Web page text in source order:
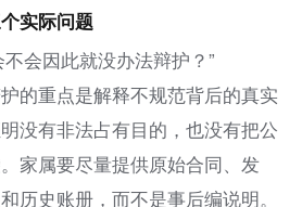
实际问题
会因此就没办法辩护？”
的重点是解释不规范背后的真实
没有非法占有目的，也没有把公
家属要尽量提供原始合同、发
历史账册，而不是事后编说明。